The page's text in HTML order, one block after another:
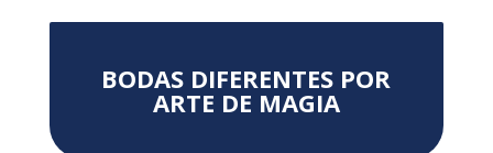
BODAS DIFERENTES POR
ARTE DE MAGIA